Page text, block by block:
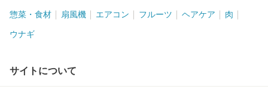
惣菜・食材 扇風機 エアコン フルーツ ヘアケア 肉
ウナギ
サイトについて